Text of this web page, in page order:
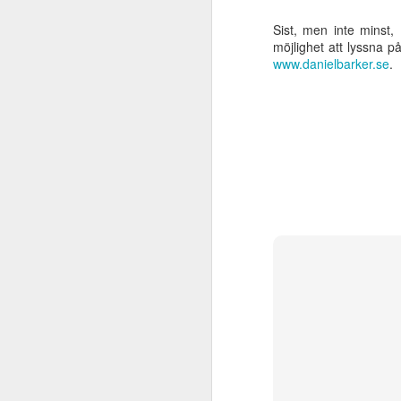
Sist, men inte
möjlighet att lyssna
www.danielbarker.se.